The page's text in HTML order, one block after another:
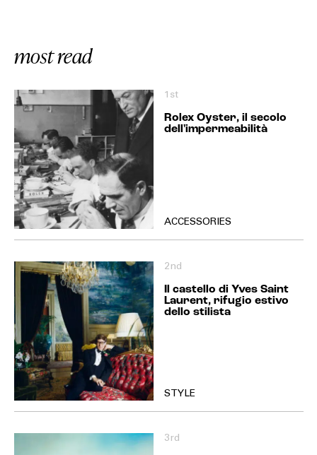
most read
1st
Rolex Oyster, il secolo
dell'impermeabilità
ACCESSORIES
2nd
Il castello di Yves Saint
Laurent, rifugio estivo
dello stilista
STYLE
3rd